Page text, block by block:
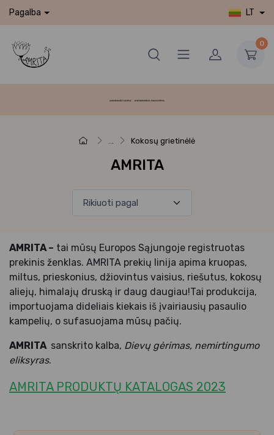
Pagalba LT
0
... Kokosų grietinėlė
AMRITA
AMRITA – tai mūsų Europos Sąjungoje registruotas
prekinis ženklas. AMRITA prekių linija apima kruopas,
miltus, prieskonius, džiovintus vaisius, riešutus, kokosų
aliejų, himalajų druską ir daug daugiau!Tai produkcija,
importuojama dideliais kiekais iš įvairiausių pasaulio
kampelių, o sufasuojama mūsų pačių.
AMRITA sanskrito kalba, Dievų gėrimas, nemirtingumo
eliksyras.
AMRITA PRODUKTŲ KATALOGAS 2023